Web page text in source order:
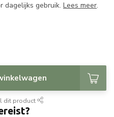
dagelijks gebruik. Lees meer.
dit product